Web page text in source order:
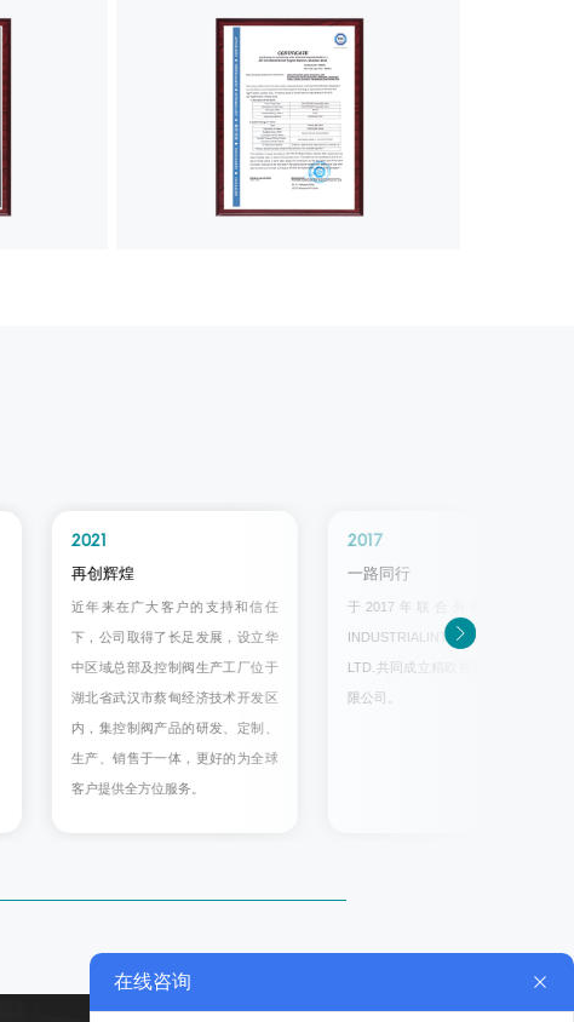
2021
再创辉煌
近年来在广大客户的支持和信任
下，公司取得了长足发展，设立华
中区域总部及控制阀生产工厂位于
湖北省武汉市蔡甸经济技术开发区
内，集控制阀产品的研发、定制、
生产、销售于一体，更好的为全球
客户提供全方位服务。
2017
一路同行
于2017年联合外资UK GERO
INDUSTRIALINTERNATIONAL
LTD.共同成立精欧控制阀门集团有
限公司。